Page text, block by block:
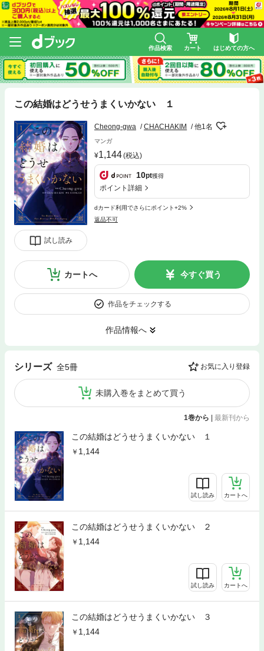
作品検索 カート はじめての方へ
この結婚はどうせうまくいかない １
試し読み
Cheong-gwa CHACHAKIM 他1名
マンガ
1,144(税込)
10pt獲得
ポイント詳細
dカード利用でさらにポイント+2%
返品不可
カートへ 今すぐ買う
作品をチェックする
作品情報へ
シリーズ 全5冊 お気に入り登録
未購入巻をまとめて買う
1巻から | 最新刊から
この結婚はどうせうまくいかない １
1,144
試し読み カートへ
この結婚はどうせうまくいかない ２
1,144
試し読み カートへ
この結婚はどうせうまくいかない ３
1,144